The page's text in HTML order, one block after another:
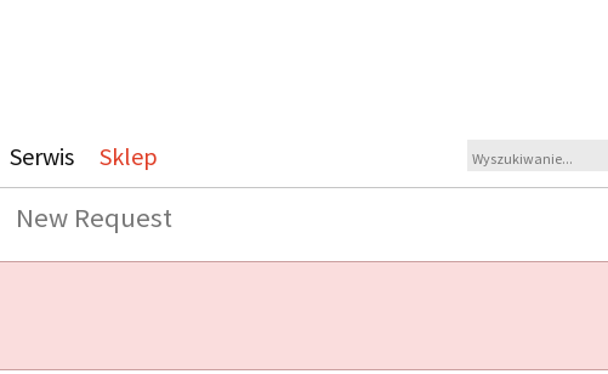
Serwis Sklep
New Request